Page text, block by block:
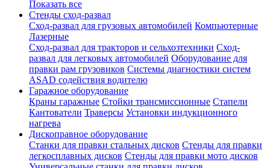
Показать все
Стенды сход-развал
Сход-развал для грузовых автомобилей Компьютерные
Лазерные
Сход-развал для тракторов и сельхозтехники Сход-
развал для легковых автомобилей Оборудование для
правки рам грузовиков Системы диагностики систем
ASAD содействия водителю
Гаражное оборудование
Краны гаражные Стойки трансмиссионные Стапели
Кантователи Траверсы Установки индукционного
нагрева
Дископравное оборудование
Станки для правки стальных дисков Стенды для правки
легкосплавных дисков Стенды для правки мото дисков